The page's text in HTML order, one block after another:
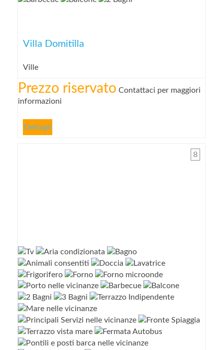
Villa Domitilla
Ville
Prezzo riservato Contattaci per maggiori
informazioni
Dettagli
8